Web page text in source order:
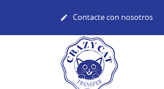
 Contacte con nosotros